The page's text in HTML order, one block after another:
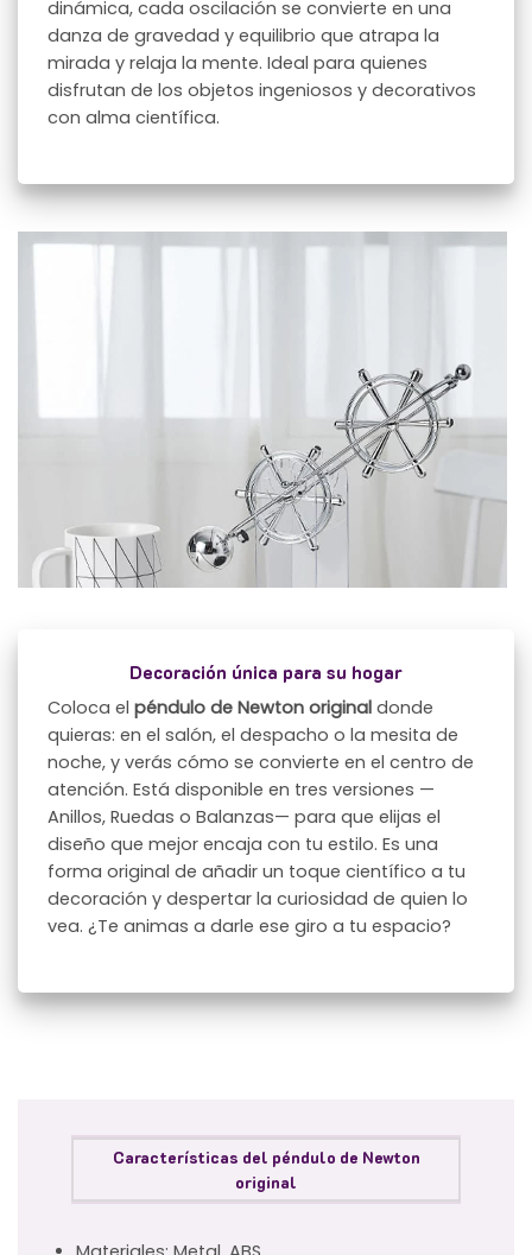
dinámica, cada oscilación se convierte en una
danza de gravedad y equilibrio que atrapa la
mirada y relaja la mente. Ideal para quienes
disfrutan de los objetos ingeniosos y decorativos
con alma científica.
Decoración única para su hogar
Coloca elpéndulo de Newton original donde
quieras: en el salón, el despacho o la mesita de
noche, y verás cómo se convierte en el centro de
atención. Está disponible en tres versiones —
Anillos, Ruedas o Balanzas— para que elijas el
diseño que mejor encaja con tu estilo. Es una
forma original de añadir un toque científico a tu
decoración y despertar la curiosidad de quien lo
vea. ¿Te animas a darle ese giro a tu espacio?
Características del péndulo de Newton
original